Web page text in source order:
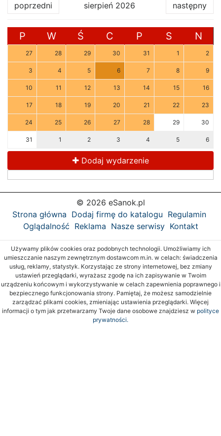
poprzedni sierpień 2026 następny
P W Ś C P S N
27 28 29 30 31 1 2
3 4 5 6 7 8 9
10 11 12 13 14 15 16
17 18 19 20 21 22 23
24 25 26 27 28 29 30
31 1 2 3 4 5 6
Dodaj wydarzenie
© 2026 eSanok.pl
Strona główna Dodaj firmę do katalogu Regulamin
Oglądalność Reklama Nasze serwisy Kontakt
Używamy plików cookies oraz podobnych technologii. Umożliwiamy ich
umieszczanie naszym zewnętrznym dostawcom m.in. w celach: świadczenia
usług, reklamy, statystyk. Korzystając ze strony internetowej, bez zmiany
ustawień przeglądarki, wyrażasz zgodę na ich zapisywanie w Twoim
urządzeniu końcowym i wykorzystywanie w celach zapewnienia poprawnego i
bezpiecznego funkcjonowania strony. Pamiętaj, że możesz samodzielnie
zarządzać plikami cookies, zmieniając ustawienia przeglądarki. Więcej
informacji o tym jak przetwarzamy Twoje dane osobowe znajdziesz w polityce
prywatności.